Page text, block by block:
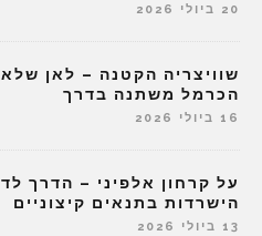
20 ביולי 2026
שוויצריה הקטנה – לאן
הכרמל משתנה בדרך
16 ביולי 2026
על קרחון אלפיני – הדרך
הישרדות בתנאים קיצוניים
13 ביולי 2026